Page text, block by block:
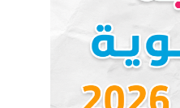
مشروب..
مصري لا يدعم